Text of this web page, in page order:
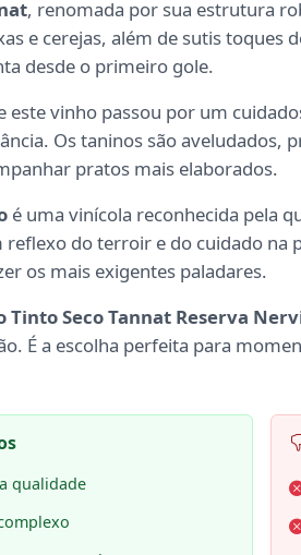
, renomada por sua estrutura
e cerejas, além de sutis toques
desde o primeiro gole.
este vinho passou por um
Os taninos são aveludados,
pratos mais elaborados.
é uma vinícola reconhecida pela
reflexo do terroir e do cuidado na
os mais exigentes paladares.
Tinto Seco Tannat Reserva
É a escolha perfeita para
qualidade